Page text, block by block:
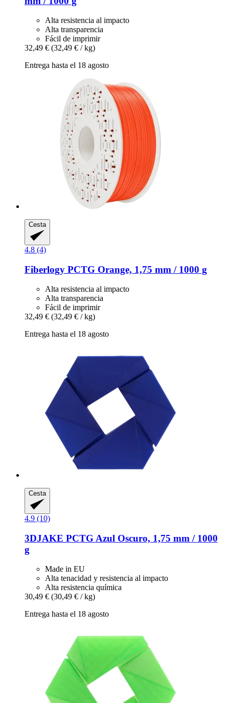
Alta resistencia al impacto
Alta transparencia
Fácil de imprimir
32,49 € (32,49 € / kg)
Entrega hasta el 18 agosto
Cesta
4.8 (4)
Fiberlogy PCTG Orange, 1,75 mm / 1000 g
Alta resistencia al impacto
Alta transparencia
Fácil de imprimir
32,49 € (32,49 € / kg)
Entrega hasta el 18 agosto
Cesta
4.9 (10)
3DJAKE PCTG Azul Oscuro, 1,75 mm / 1000
g
Made in EU
Alta tenacidad y resistencia al impacto
Alta resistencia química
30,49 € (30,49 € / kg)
Entrega hasta el 18 agosto